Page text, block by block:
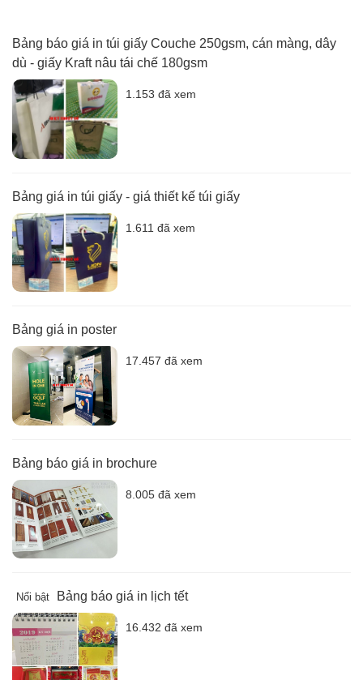
Bảng báo giá in túi giấy Couche 250gsm, cán màng, dây
dù - giấy Kraft nâu tái chế 180gsm
1.153 đã xem
Bảng giá in túi giấy - giá thiết kế túi giấy
1.611 đã xem
Bảng giá in poster
17.457 đã xem
Bảng báo giá in brochure
8.005 đã xem
Nổi bật Bảng báo giá in lịch tết
16.432 đã xem